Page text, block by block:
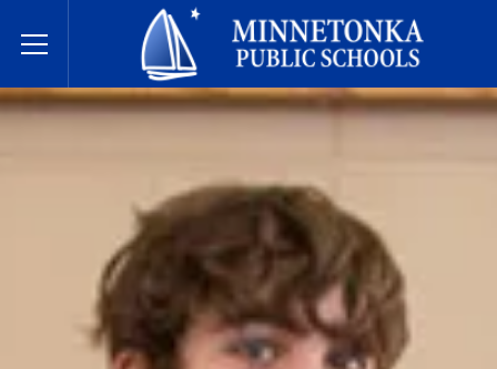
Toggle Menu
Javne škole Minnetonke